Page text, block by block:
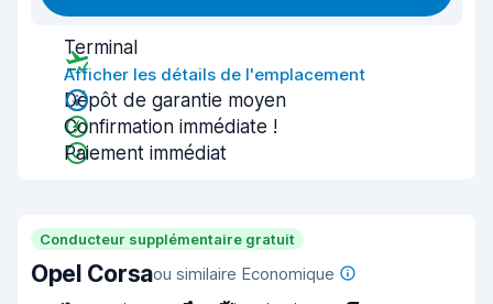
Terminal
Afficher les détails de l'emplacement
Dépôt de garantie moyen
Confirmation immédiate !
Paiement immédiat
Conducteur supplémentaire gratuit
Opel Corsaou similaire Economique